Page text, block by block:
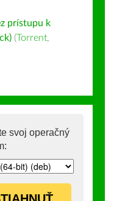
prístupu k
(Torrent,
svoj operačný